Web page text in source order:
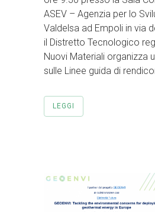
ASEV – Agenzia per lo
Valdelsa ad Empoli in via
il Distretto Tecnologico
Nuovi Materiali organizza
sulle Linee guida di
LEGGI